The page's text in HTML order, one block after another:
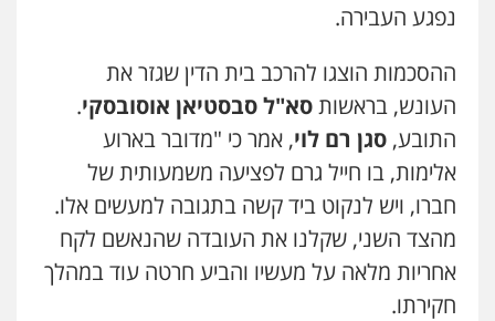
נפגע העבירה.
ההסכמות הוצגו להרכב בית הדין שגזר את
העונש, בראשותסא"ל סבסטיאן אוסובסקי.
התובע, סגן רם לוי, אמר כי "מדובר בארוע
אלימות, בו חייל גרם לפציעה משמעותית של
חברו, ויש לנקוט ביד קשה בתגובה למעשים אלו.
מהצד השני, שקלנו את העובדה שהנאשם לקח
אחריות מלאה על מעשיו והביע חרטה עוד במהלך
חקירתו.